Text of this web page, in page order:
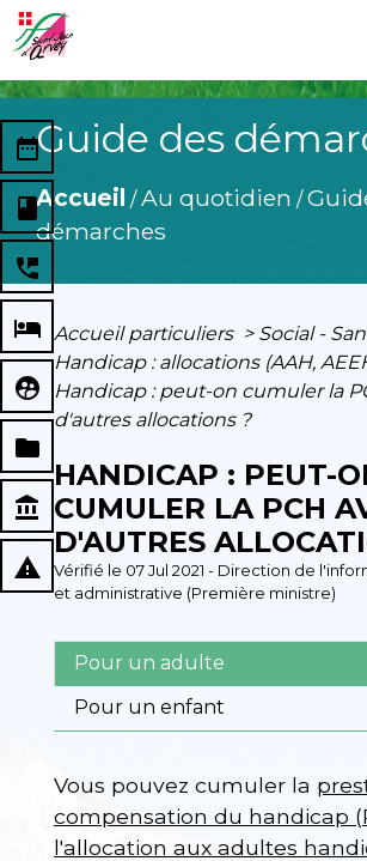
Guide des
Accueil /Au quotidien /
démarches
date_range
book
perm_phone_msg
local_hotel
supervised_user_circle
folder
account_balance
report_problem
Accueil particuliers > Social -
Handicap : allocations (AAH,
Handicap : peut-on cumuler la
d'autres allocations ?
HANDICAP : PEUT-
CUMULER LA PCH
D'AUTRES
Vérifié le 07 Jul 2021 - Direction de
et administrative (Première ministre)
Pour un adulte
Pour un enfant
Vous pouvez cumuler la
compensation du handicap
l'allocation aux adultes